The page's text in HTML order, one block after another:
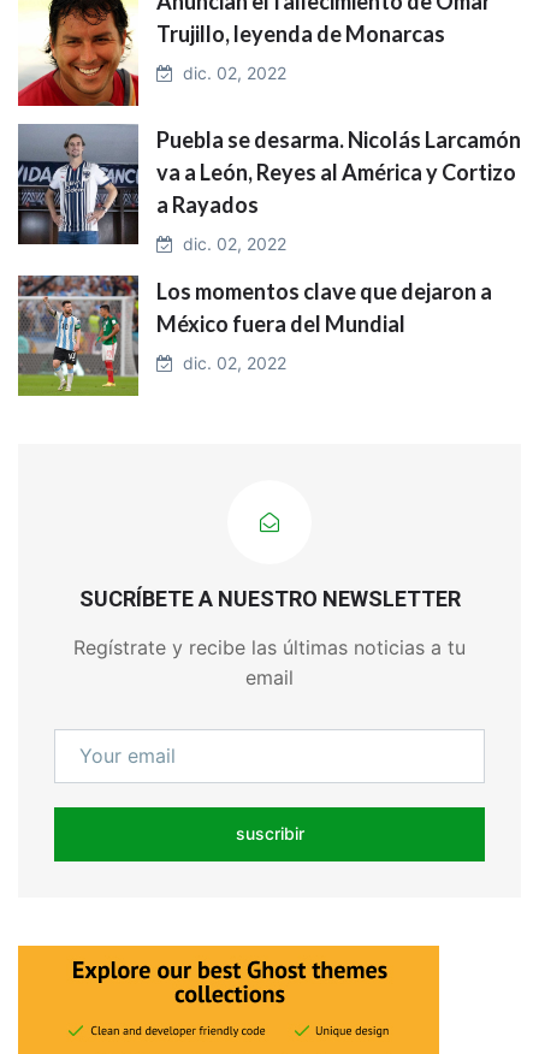
Trujillo, leyenda de Monarcas
dic. 02, 2022
Puebla se desarma. Nicolás Larcamón
va a León, Reyes al América y Cortizo
a Rayados
dic. 02, 2022
Los momentos clave que dejaron a
México fuera del Mundial
dic. 02, 2022
SUCRÍBETE A NUESTRO NEWSLETTER
Regístrate y recibe las últimas noticias a tu
email
suscribir